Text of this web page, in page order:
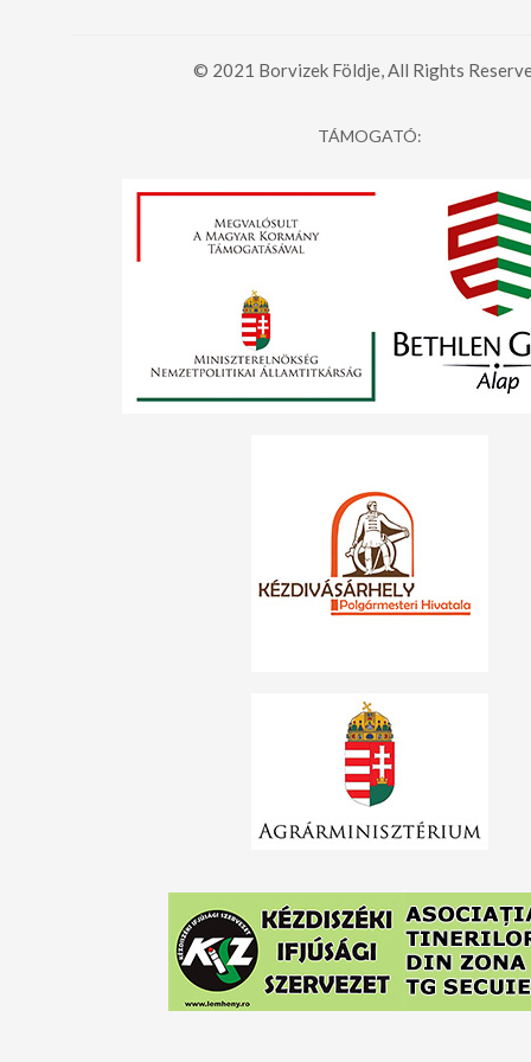
© 2021 Borvizek Földje, All Rights
TÁMOGATÓ: